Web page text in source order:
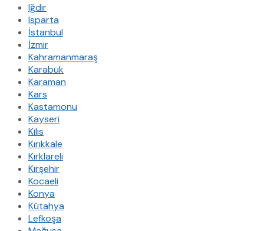
Iğdır
Isparta
İstanbul
İzmir
Kahramanmaraş
Karabük
Karaman
Kars
Kastamonu
Kayseri
Kilis
Kırıkkale
Kırklareli
Kırşehir
Kocaeli
Konya
Kütahya
Lefkoşa